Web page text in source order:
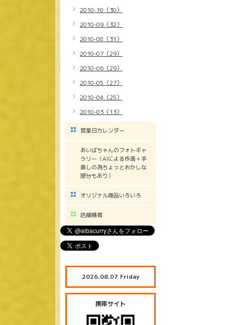
2010-10（30）
2010-09（32）
2010-08（31）
2010-07（29）
2010-06（29）
2010-05（27）
2010-04（25）
2010-03（13）
営業日カレンダー
あいばちゃんのフォトギャ
ラリー（AIによる作画＋手
直しの為ちょっとおかしな
部分もあり）
オリジナル商品いろいろ
店舗情報
2026.08.07 Friday
携帯サイト